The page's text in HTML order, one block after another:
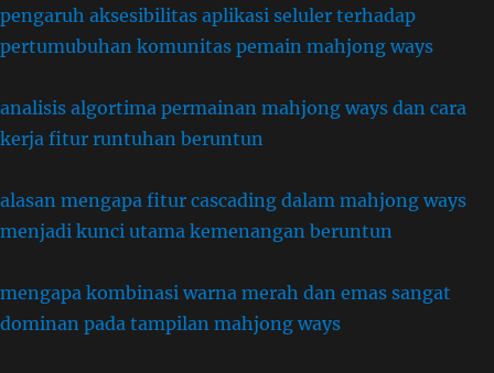
pengaruh aksesibilitas aplikasi seluler terhadap
pertumubuhan komunitas pemain mahjong ways
analisis algortima permainan mahjong ways dan cara
kerja fitur runtuhan beruntun
alasan mengapa fitur cascading dalam mahjong ways
menjadi kunci utama kemenangan beruntun
mengapa kombinasi warna merah dan emas sangat
dominan pada tampilan mahjong ways